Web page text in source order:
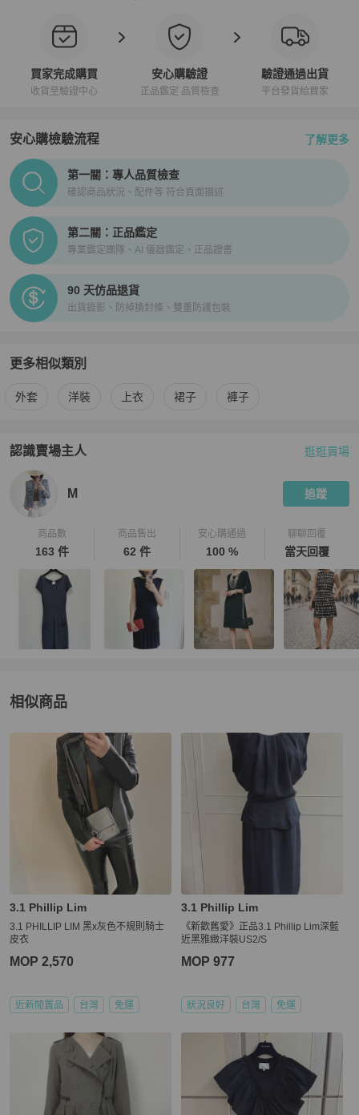
買家完成購買
收貨至驗證中心
安心購驗證
正品鑑定 品質檢查
驗證通過出貨
平台發貨給買家
安心購檢驗流程 了解更多
PopChill拍拍圈正品驗證、安心購檢驗流程介紹
第一關：專人品質檢查
確認商品狀況、配件等 符合頁面描述
第二關：正品鑑定
專業鑑定團隊、AI 儀器鑑定、正品證書
90 天仿品退貨
出貨錄影、防掉換封條、雙重防護包裝
更多相似類別
更多 3.1 Phillip Lim 女裝 相似商品推薦
外套 洋裝 上衣 裙子 褲子
認識賣場主人
PopChill 拍拍圈嚴選賣家
逛逛賣場
M 追蹤
商品數
163 件
商品售出
62 件
安心購通過
100 %
聊聊回覆
當天回覆
相似商品
更多相似3.1 Phillip Lim女裝推薦精品
3.1 Phillip Lim
3.1 PHILLIP LIM 黑x灰色不規則騎士
皮衣
MOP 2,570
近新閒置品 台灣 免運
3.1 Phillip Lim
《新歡舊愛》正品3.1 Phillip Lim深藍
近黑雅緻洋裝US2/S
MOP 977
狀況良好 台灣 免運